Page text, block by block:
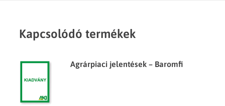
Kapcsolódó termékek
Agrárpiaci jelentések – Baromfi